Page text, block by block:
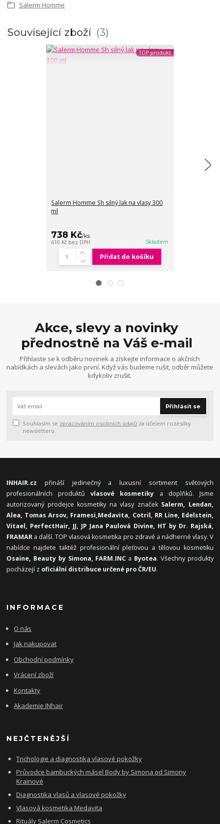
Salerm Homme
Související zboží 3
TOP produkt
Salerm Homme Sh silný lak na vlasy 300
ml
738 Kč/ks
610 Kč bez DPH Skladem
Přidat do košíku
Akce, slevy a novinky
přednostně na Váš e-mail
Přihlaste se k odběru novinek a získejte informace o akčních
nabídkách a slevách jako první. Když vás budeme rušit, odběr můžete
kdykoliv zrušit.
Přihlásit se
Souhlasím se zpracováním osobních údajů za účelem rozesílky
newsletteru.
INHAIR.cz přináší jedinečný a luxusní sortiment světových
profesionálních produktůvlasové kosmetiky a doplňků. Jsme
autorizovaný prodejce kosmetiky na vlasy značek Salerm, Lendan,
Alea, Tomas Arsov, Framesi,Medavita, Cotril, RR Line, Edelstein,
Vitael, PerfectHair, JJ, JP Jana Paulová Divine, HT by Dr. Rajská,
FRAMAR a další. TOP vlasová kosmetika pro zdravé a nádherné vlasy. V
nabídce najdete taktéž profesionální pleťovou a tělovou kosmetiku
Osaine, Beauty by Simona, FARM.INC a Byotea. Všechny produkty
pocházejí z oficiální distribuce určené pro ČR/EU.
INFORMACE
O nás
Jak nakupovat
Obchodní podmínky
Vrácení zboží
Kontakty
Akademie INhair
NEJČTENĚJŠÍ
Trichologie a diagnostika vlasové pokožky
Průvodce bambuckých másel Body by Simona od Simony
Krainové
Diagnostika vlasů a vlasové pokožky
Vlasová kosmetika Medavita
Rituály Salerm Cosmetics